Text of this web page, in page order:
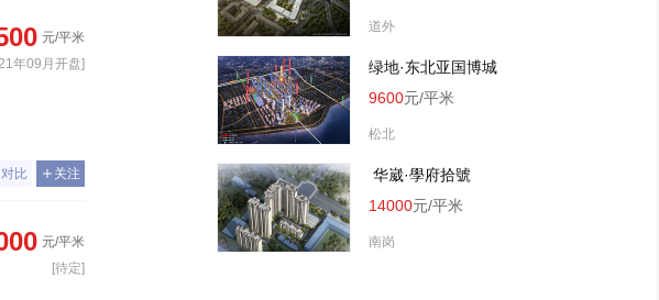
元/平米
年09月开盘]
对比 关注
元/平米
[待定]
道外
绿地·东北亚国博城
9600元/平米
松北
华崴·學府拾號
14000元/平米
南岗